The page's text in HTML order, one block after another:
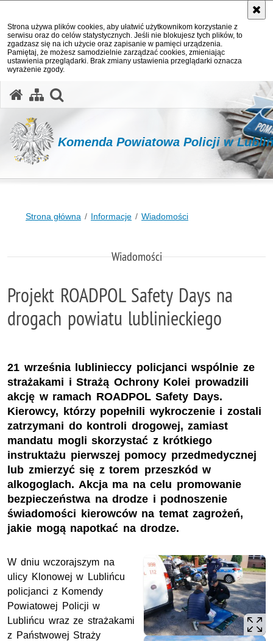
Strona używa plików cookies, aby ułatwić użytkownikom korzystanie z
serwisu oraz do celów statystycznych. Jeśli nie blokujesz tych plików, to
zgadzasz się na ich użycie oraz zapisanie w pamięci urządzenia.
Pamiętaj, że możesz samodzielnie zarządzać cookies, zmieniając
ustawienia przeglądarki. Brak zmiany ustawienia przeglądarki oznacza
wyrażenie zgody.
Komenda Powiatowa Policji w
Strona główna Informacje Wiadomości
Wiadomości
Projekt ROADPOL Safety Days na
drogach powiatu lublinieckiego
21 września lublinieccy policjanci wspólnie ze
strażakami i Strażą Ochrony Kolei prowadzili
akcję w ramach ROADPOL Safety Days.
Kierowcy, którzy popełnili wykroczenie i zostali
zatrzymani do kontroli drogowej, zamiast
mandatu mogli skorzystać z krótkiego
instruktażu pierwszej pomocy przedmedycznej
lub zmierzyć się z torem przeszkód w
alkogoglach. Akcja ma na celu promowanie
bezpieczeństwa na drodze i podnoszenie
świadomości kierowców na temat zagrożeń,
jakie mogą napotkać na drodze.
W dniu wczorajszym na
ulicy Klonowej w Lublińcu
policjanci z Komendy
Powiatowej Policji w
Lublińcu wraz ze strażakami
z Państwowej Straży